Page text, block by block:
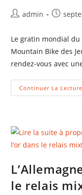
admin
Le gratin mondial du
Mountain Bike des
rendez-vous avec
Continuer La Lecture
le relais